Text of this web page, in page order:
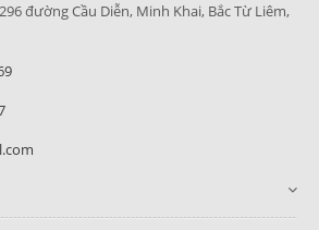
đường Cầu Diễn, Minh Khai, Bắc Từ Liêm,